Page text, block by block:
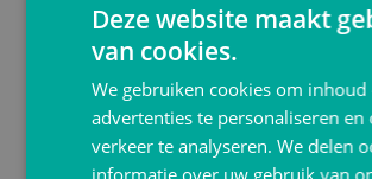
Deze website maakt
van cookies.
We gebruiken cookies om inhoud
advertenties te personaliseren en
verkeer te analyseren. We delen
informatie over uw gebruik van